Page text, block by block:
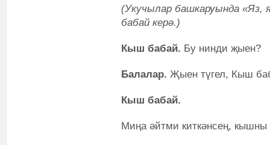
(Укучылар башкаруында
бабай керә.)
Кыш бабай. Бу нинди җыен?
Балалар. Җыен түгел, Кыш
Кыш бабай.
Миңа әйтми киткәнсең, кышны